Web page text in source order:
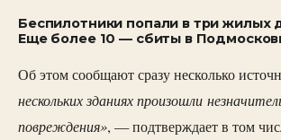
Беспилотники попали в три жилых
Еще более 10 — сбиты в
Об этом сообщают сразу несколько
нескольких зданиях произошли
повреждения», — подтверждает в том